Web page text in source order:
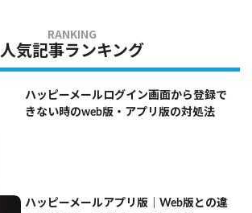
人気記事ランキング
ハッピーメールログイン画面から登録で
きない時のweb版・アプリ版の対処法
ハッピーメールアプリ版｜Web版との違